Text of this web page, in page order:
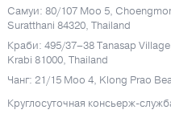
Самуи: 80/107 Moo 5,
Suratthani 84320, Thailand
Краби: 495/37–38 Tanasap
Krabi 81000, Thailand
Чанг: 21/15 Moo 4, Klong Prao
Круглосуточная консьерж-